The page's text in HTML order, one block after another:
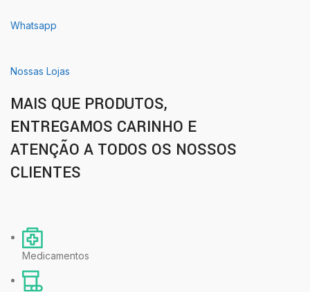
Whatsapp
Nossas Lojas
MAIS QUE PRODUTOS,
ENTREGAMOS CARINHO E
ATENÇÃO A TODOS OS NOSSOS
CLIENTES
Medicamentos